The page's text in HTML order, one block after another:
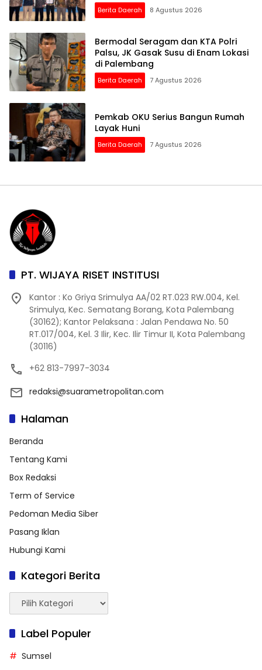
Berita Daerah 8 Agustus 2026
Bermodal Seragam dan KTA Polri
Palsu, JK Gasak Susu di Enam Lokasi
di Palembang
Berita Daerah 7 Agustus 2026
Pemkab OKU Serius Bangun Rumah
Layak Huni
Berita Daerah 7 Agustus 2026
PT. WIJAYA RISET INSTITUSI
Kantor : Ko Griya Srimulya AA/02 RT.023 RW.004, Kel.
Srimulya, Kec. Sematang Borang, Kota Palembang
(30162); Kantor Pelaksana : Jalan Pendawa No. 50
RT.017/004, Kel. 3 Ilir, Kec. Ilir Timur II, Kota Palembang
(30116)
+62 813-7997-3034
redaksi@suarametropolitan.com
Halaman
Beranda
Tentang Kami
Box Redaksi
Term of Service
Pedoman Media Siber
Pasang Iklan
Hubungi Kami
Kategori Berita
Kategori
Berita
Label Populer
Sumsel